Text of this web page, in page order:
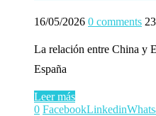
16/05/2026 0 comments
La relación entre China y
España
Leer más
0 FacebookLinkedin